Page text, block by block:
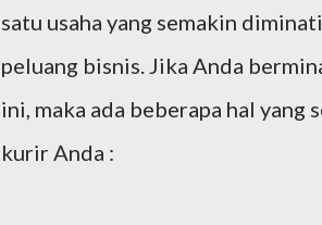
satu usaha yang semakin
peluang bisnis. Jika Anda
ini, maka ada beberapa hal yang
kurir Anda :